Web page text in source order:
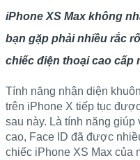
iPhone XS Max không
bạn gặp phải nhiều rắc
chiếc điện thoại cao cấp
Tính năng nhận diện
trên iPhone X tiếp tục
sau này. Là tính năng
cao, Face ID đã được
chiếc iPhone XS Max của